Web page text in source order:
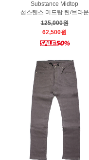
Substance Midtop
섭스탠스 미드탑 탄/브라운
125,000원
62,500원